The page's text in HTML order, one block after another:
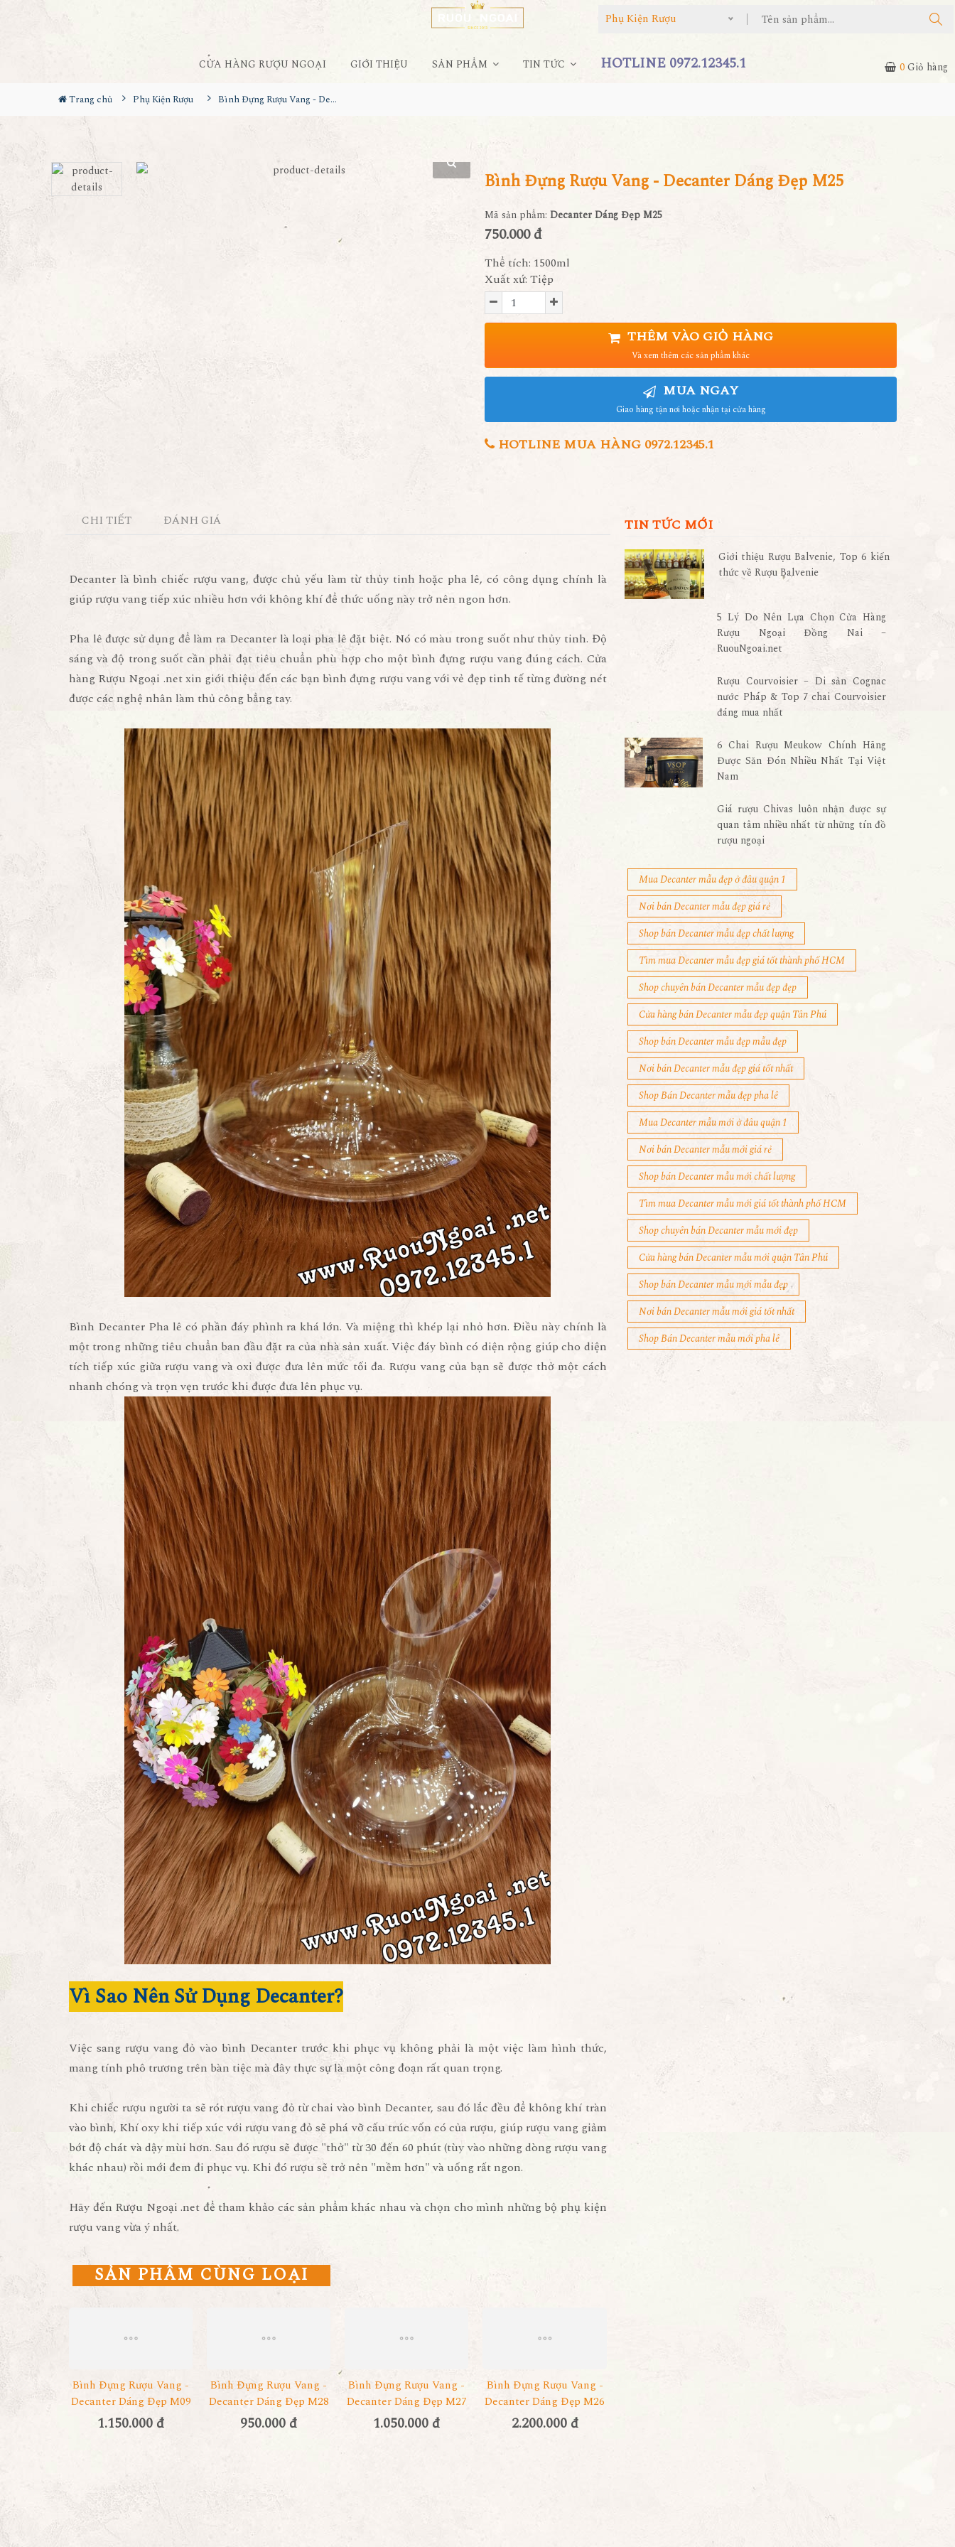
Phụ Kiện Rượu
CỬA HÀNG RƯỢU NGOẠI GIỚI THIỆU SẢN PHẨM TIN TỨC HOTLINE 0972.12345.1 0Giỏ hàng
Trang chủ Phụ Kiện Rượu Bình Đựng Rượu Vang - Decanter Dáng Đẹp M25
Bình Đựng Rượu Vang - Decanter Dáng Đẹp M25
Mã sản phẩm: Decanter Dáng Đẹp M25
750.000 đ
Thể tích: 1500ml
Xuất xứ: Tiệp
THÊM VÀO GIỎ HÀNG
Và xem thêm các sản phẩm khác
MUA NGAY
Giao hàng tận nơi hoặc nhận tại cửa hàng
HOTLINE MUA HÀNG 0972.12345.1
CHI TIẾT ĐÁNH GIÁ
Decanter là bình chiếc rượu vang, được chủ yếu làm từ thủy tinh hoặc pha lê, có công dụng chính là
giúp rượu vang tiếp xúc nhiều hơn với không khí để thức uống này trở nên ngon hơn.
Pha lê được sử dụng để làm ra Decanter là loại pha lê đặt biệt. Nó có màu trong suốt như thủy tinh. Độ
sáng và độ trong suốt cần phải đạt tiêu chuẩn phù hợp cho một bình đựng rượu vang đúng cách. Cửa
hàng Rượu Ngoại .net xin giới thiệu đến các bạn bình đựng rượu vang với vẻ đẹp tinh tế từng đường nét
được các nghệ nhân làm thủ công bẳng tay.
Bình Decanter Pha lê có phần đáy phình ra khá lớn. Và miệng thì khép lại nhỏ hơn. Điều này chính là
một trong những tiêu chuẩn ban đầu đặt ra của nhà sản xuất. Việc đáy bình có diện rộng giúp cho diện
tích tiếp xúc giữa rượu vang và oxi được đưa lên mức tối đa. Rượu vang của bạn sẽ được thở một cách
nhanh chóng và trọn vẹn trước khi được đưa lên phục vụ.
Vì Sao Nên Sử Dụng Decanter?
Việc sang rượu vang đỏ vào bình Decanter trước khi phục vụ không phải là một việc làm hình thức,
mang tính phô trương trên bàn tiệc mà đây thực sự là một công đoạn rất quan trọng.
Khi chiếc rượu người ta sẽ rót rượu vang đỏ từ chai vào bình Decanter, sau đó lắc đều để không khí tràn
vào bình, Khí oxy khi tiếp xúc với rượu vang đỏ sẽ phá vỡ cấu trúc vốn có của rượu, giúp rượu vang giảm
bớt độ chát và dậy mùi hơn. Sau đó rượu sẽ được "thở" từ 30 đến 60 phút (tùy vào những dòng rượu vang
khác nhau) rồi mới đem đi phục vụ. Khi đó rượu sẽ trở nên "mềm hơn" và uống rất ngon.
Hãy đến Rượu Ngoại .net để tham khảo các sản phẩm khác nhau và chọn cho mình những bộ phụ kiện
rượu vang vừa ý nhất.
SẢN PHẨM CÙNG LOẠI
Bình Đựng Rượu Vang -
Decanter Dáng Đẹp M09
1.150.000 đ
Bình Đựng Rượu Vang -
Decanter Dáng Đẹp M28
950.000 đ
Bình Đựng Rượu Vang -
Decanter Dáng Đẹp M27
1.050.000 đ
Bình Đựng Rượu Vang -
Decanter Dáng Đẹp M26
2.200.000 đ
TIN TỨC MỚI
Giới thiệu Rượu Balvenie, Top 6 kiến
thức về Rượu Balvenie
5 Lý Do Nên Lựa Chọn Cửa Hàng
Rượu Ngoại Đồng Nai –
RuouNgoai.net
Rượu Courvoisier – Di sản Cognac
nước Pháp & Top 7 chai Courvoisier
đáng mua nhất
6 Chai Rượu Meukow Chính Hãng
Được Săn Đón Nhiều Nhất Tại Việt
Nam
Giá rượu Chivas luôn nhận được sự
quan tâm nhiều nhất từ những tín đồ
rượu ngoại
Mua Decanter mẫu đẹp ở đâu quận 1
Nơi bán Decanter mẫu đẹp giá rẻ
Shop bán Decanter mẫu đẹp chất lượng
Tìm mua Decanter mẫu đẹp giá tốt thành phố HCM
Shop chuyên bán Decanter mẫu đẹp đẹp
Cửa hàng bán Decanter mẫu đẹp quận Tân Phú
Shop bán Decanter mẫu đẹp mẫu đẹp
Nơi bán Decanter mẫu đẹp giá tốt nhất
Shop Bán Decanter mẫu đẹp pha lê
Mua Decanter mẫu mới ở đâu quận 1
Nơi bán Decanter mẫu mới giá rẻ
Shop bán Decanter mẫu mới chất lượng
Tìm mua Decanter mẫu mới giá tốt thành phố HCM
Shop chuyên bán Decanter mẫu mới đẹp
Cửa hàng bán Decanter mẫu mới quận Tân Phú
Shop bán Decanter mẫu mới mẫu đẹp
Nơi bán Decanter mẫu mới giá tốt nhất
Shop Bán Decanter mẫu mới pha lê